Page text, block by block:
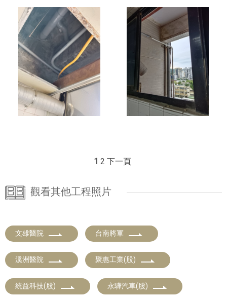
1 2 下一頁
觀看其他工程照片
文雄醫院 台南將軍
溪洲醫院 聚惠工業(股)
統益科技(股) 永驊汽車(股)